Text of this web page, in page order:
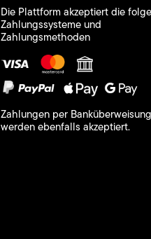
Die Plattform akzeptiert die
Zahlungssysteme und
Zahlungsmethoden
Zahlungen per Banküberweisung
werden ebenfalls akzeptiert.